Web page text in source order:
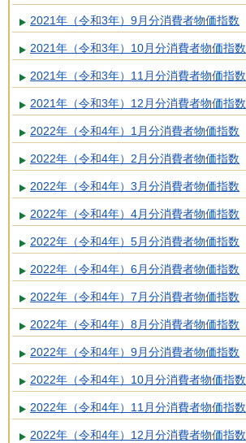
2021年（令和3年）9月分消費者物価指数
2021年（令和3年）10月分消費者物価指数
2021年（令和3年）11月分消費者物価指数
2021年（令和3年）12月分消費者物価指数
2022年（令和4年）1月分消費者物価指数
2022年（令和4年）2月分消費者物価指数
2022年（令和4年）3月分消費者物価指数
2022年（令和4年）4月分消費者物価指数
2022年（令和4年）5月分消費者物価指数
2022年（令和4年）6月分消費者物価指数
2022年（令和4年）7月分消費者物価指数
2022年（令和4年）8月分消費者物価指数
2022年（令和4年）9月分消費者物価指数
2022年（令和4年）10月分消費者物価指数
2022年（令和4年）11月分消費者物価指数
2022年（令和4年）12月分消費者物価指数